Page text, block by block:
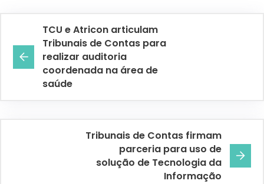
TCU e Atricon articulam
Tribunais de Contas para
realizar auditoria
coordenada na área de
saúde
Tribunais de Contas firmam
parceria para uso de
solução de Tecnologia da
Informação